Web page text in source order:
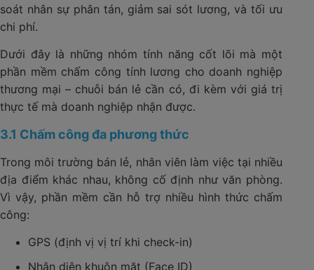
soát nhân sự phân tán, giảm sai sót lương, và tối ưu
chi phí.
Dưới đây là những nhóm tính năng cốt lõi mà một
phần mềm chấm công tính lương cho doanh nghiệp
thương mại – chuỗi bán lẻ cần có, đi kèm với giá trị
thực tế mà doanh nghiệp nhận được.
3.1 Chấm công đa phương thức
Trong môi trường bán lẻ, nhân viên làm việc tại nhiều
địa điểm khác nhau, không cố định như văn phòng.
Vì vậy, phần mềm cần hỗ trợ nhiều hình thức chấm
công:
GPS (định vị vị trí khi check-in)
Nhận diện khuôn mặt (Face ID)